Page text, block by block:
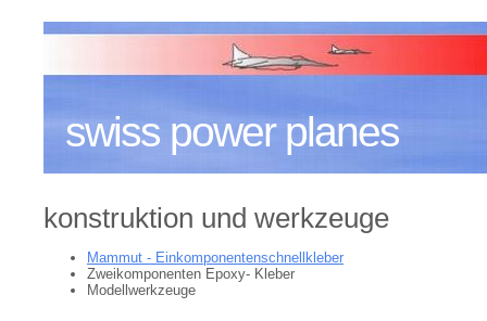
swiss power planes
konstruktion und werkzeuge
Mammut - Einkomponentenschnellkleber
Zweikomponenten Epoxy- Kleber
Modellwerkzeuge